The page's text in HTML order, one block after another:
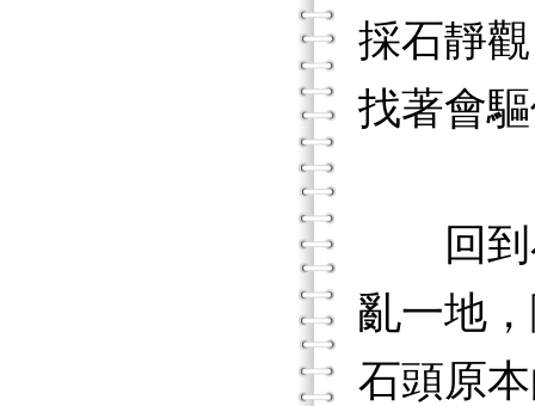
採石靜
找著會
回到小
亂一地
石頭原